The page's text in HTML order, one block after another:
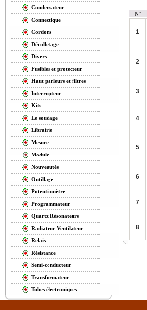
Condensateur
Connectique
Cordons
Décolletage
Divers
Fusibles et protecteur
Haut parleurs et filtres
Interrupteur
Kits
Le soudage
Librairie
Mesure
Module
Nouveautés
Outillage
Potentiomètre
Programmateur
Quartz Résonateurs
Radiateur Ventilateur
Relais
Résistance
Semi-conducteur
Transformateur
Tubes électroniques
N°
1
2
3
4
5
6
7
8